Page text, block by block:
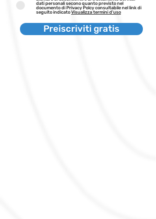
dati personali secono quanto previsto nel
documento di Privacy Polcy consultabile nel link di
seguito indicatoVisualizza termini d'uso
Preiscriviti gratis